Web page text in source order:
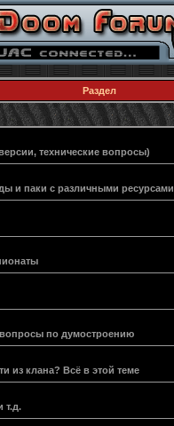
Раздел
технические вопросы)
и паки с различными ресурсами
по думостроению
из клана? Всё в этой теме
т.д.